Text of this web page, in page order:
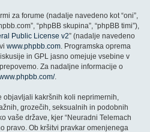
za forume (nadalje navedeno kot “oni”,
“phpBB skupina”, “phpBB timi”),
Public License v2” (nadalje navedeno
www.phpbb.com. Programska oprema
in GPL jasno omejuje vsebine v
Za nadaljne informacije o
.
objavljali kakršnih koli neprimernih,
grozečih, seksualnih in podobnih
vaše države, kjer “Neuradni Telemach
pravo. Ob kršitvi pravkar omenjenega